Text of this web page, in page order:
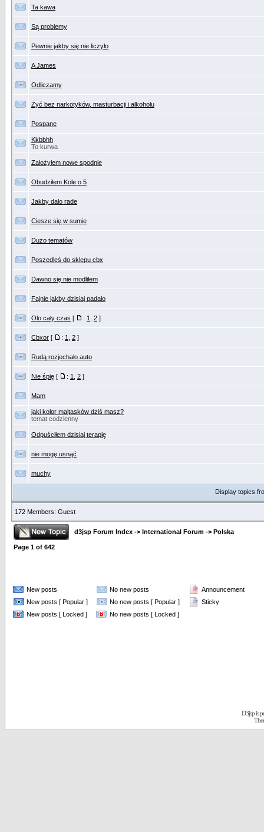
Ta kawa
Są problemy
Pewnie jakby się nie liczyło
A James
Odliczamy
Żyć bez narkotyków, masturbacji i alkoholu
Pospane
Kkbbhh
To kurwa
Założyłem nowe spodnie
Obudziłem Kole o 5
Jakby dało rade
Ciesze się w sumie
Dużo tematów
Poszedleś do sklepu cbx
Dawno się nie modliłem
Fajnie jakby dzisiaj padało
Olo cały czas [ : 1 2 ]
Cbxor [ : 1 2 ]
Rudą rozjechało auto
Nie śpię [ : 1 2 ]
Mam
jaki kolor majtasków dziś masz?
temat codzienny
Odpuściłem dzisiaj terapię
nie mogę usnąć
muchy
Display topics
172 Members: Guest
d3jsp Forum Index -> International Forum -> Polska
Page 1 of 642
New posts No new posts
Announcement
New posts [ Popular ]
No new posts [ Popular ]
Sticky
New posts [ Locked ]
No new posts [ Locked ]
D3jsp is